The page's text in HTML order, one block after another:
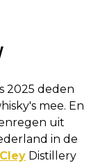
2025 deden
mee. En
uit
in de
Cley Distillery